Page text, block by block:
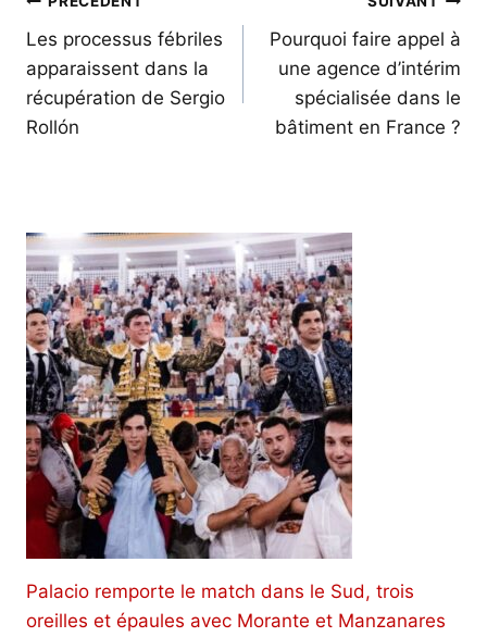
de
l’article
Les processus fébriles
apparaissent dans la
récupération de Sergio
Rollón
Pourquoi faire appel à
une agence d’intérim
spécialisée dans le
bâtiment en France ?
Palacio remporte le match dans le Sud, trois
oreilles et épaules avec Morante et Manzanares